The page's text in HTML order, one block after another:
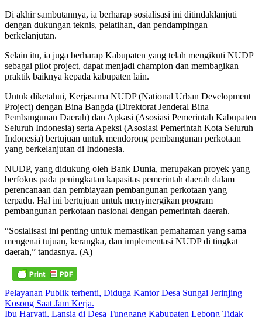
Di akhir sambutannya, ia berharap sosialisasi ini ditindaklanjuti
dengan dukungan teknis, pelatihan, dan pendampingan
berkelanjutan.
Selain itu, ia juga berharap Kabupaten yang telah mengikuti NUDP
sebagai pilot project, dapat menjadi champion dan membagikan
praktik baiknya kepada kabupaten lain.
Untuk diketahui, Kerjasama NUDP (National Urban Development
Project) dengan Bina Bangda (Direktorat Jenderal Bina
Pembangunan Daerah) dan Apkasi (Asosiasi Pemerintah Kabupaten
Seluruh Indonesia) serta Apeksi (Asosiasi Pemerintah Kota Seluruh
Indonesia) bertujuan untuk mendorong pembangunan perkotaan
yang berkelanjutan di Indonesia.
NUDP, yang didukung oleh Bank Dunia, merupakan proyek yang
berfokus pada peningkatan kapasitas pemerintah daerah dalam
perencanaan dan pembiayaan pembangunan perkotaan yang
terpadu. Hal ini bertujuan untuk menyinergikan program
pembangunan perkotaan nasional dengan pemerintah daerah.
“Sosialisasi ini penting untuk memastikan pemahaman yang sama
mengenai tujuan, kerangka, dan implementasi NUDP di tingkat
daerah,” tandasnya. (A)
Navigasi
pos
Pelayanan Publik terhenti, Diduga Kantor Desa Sungai Jerinjing
Kosong Saat Jam Kerja.
Ibu Haryati, Lansia di Desa Tunggang Kabupaten Lebong Tidak